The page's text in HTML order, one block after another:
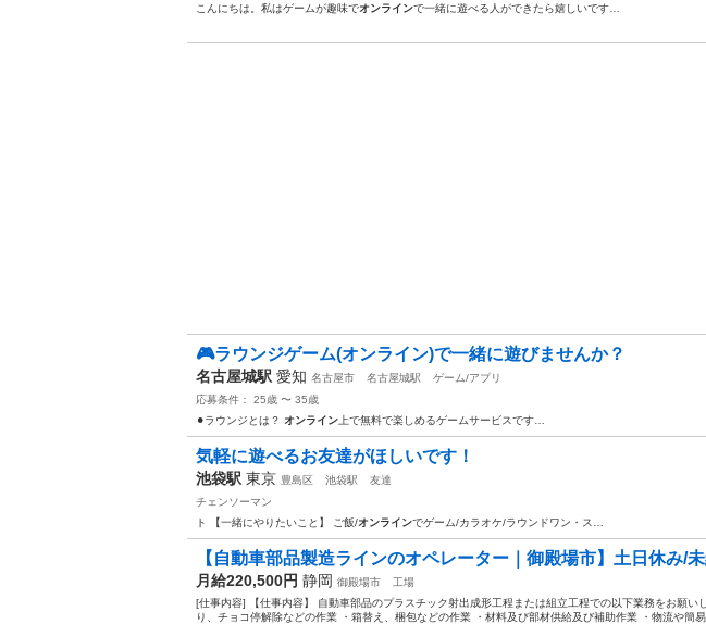
こんにちは。私はゲームが趣味でオンラインで一緒に遊べる人ができたら嬉しいです…
🎮ラウンジゲーム(オンライン)で一緒に遊びませんか？
名古屋城駅 愛知 名古屋市 名古屋城駅
ゲーム/アプリ
応募条件： 25歳 〜 35歳
⚫︎ラウンジとは？ オンライン 上で無料で楽しめるゲームサービスです…
気軽に遊べるお友達がほしいです！
池袋駅 東京 豊島区 池袋駅
友達
チェンソーマン
ト 【一緒にやりたいこと】 ご飯/オンラインでゲーム/カラオケ/ラウンドワン・ス…
【自動車部品製造ラインのオペレーター｜御殿場市】土日休み/
月給220,500円 静岡 御殿場市
工場
[仕事内容] 【仕事内容】 自動車部品のプラスチック射出成形工程または組立工程での以下業務をお願い
り、チョコ停解除などの作業 ・箱替え、梱包などの作業 ・材料及び部材供給及び補助作業 ・物流や簡易